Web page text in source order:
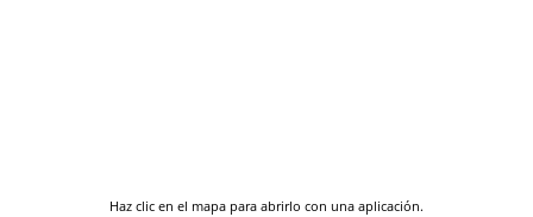
Haz clic en el mapa para abrirlo con una aplicación.